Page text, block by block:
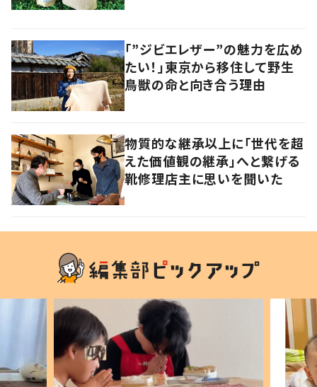
「”ジビエレザー”の魅力を広め
たい！」東京から移住して野生
鳥獣の命と向き合う理由
物質的な継承以上に「世代を超
えた価値観の継承」へと繋げる
靴修理店主に思いを聞いた